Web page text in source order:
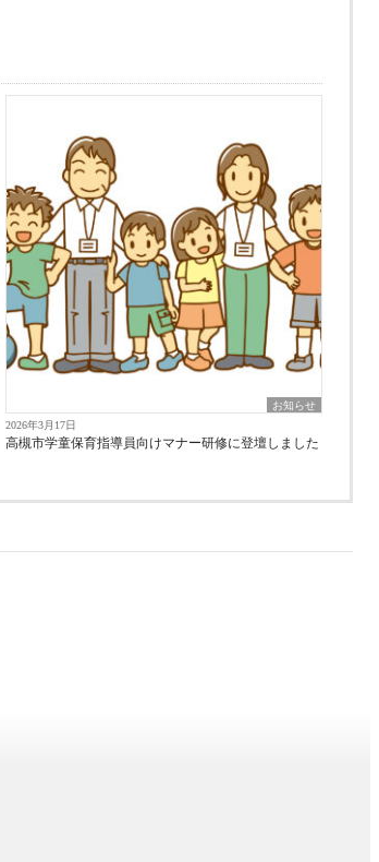
お知らせ
2026年3月17日
高槻市学童保育指導員向けマナー研修に登壇しました